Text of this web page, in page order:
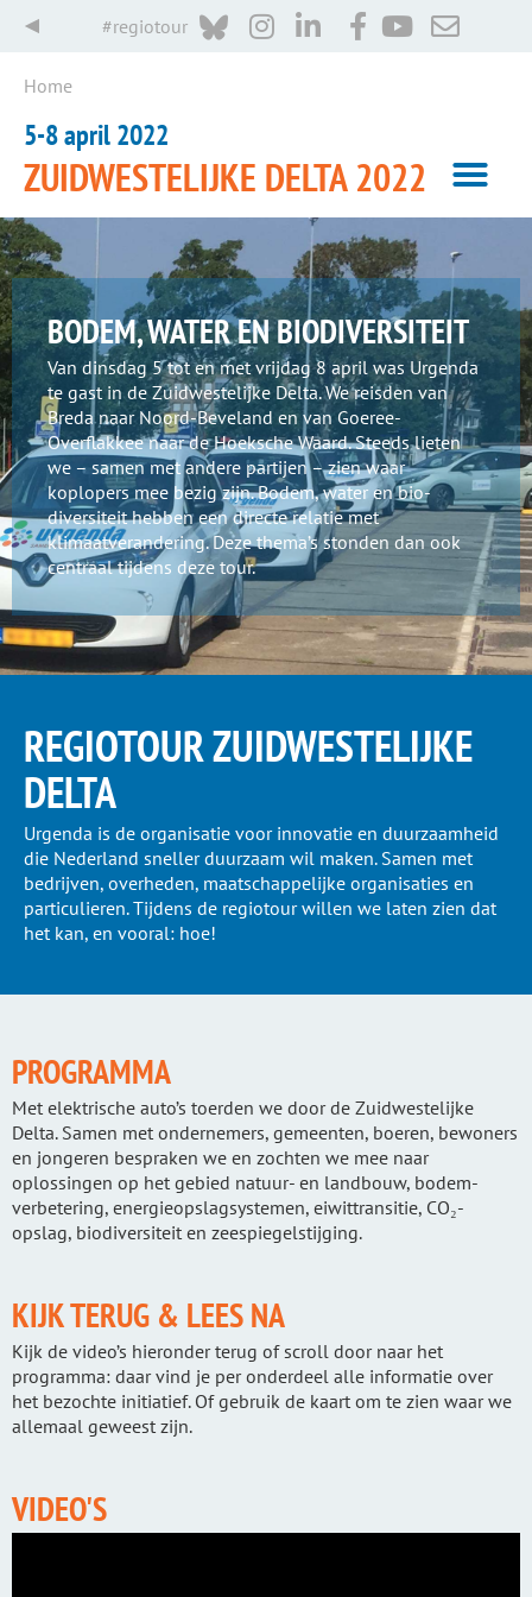
#regiotour
Home
5-8 april 2022
ZUIDWESTELIJKE DELTA 2022
BODEM, WATER EN BIODIVERSITEIT
Van dinsdag 5 tot en met vrijdag 8 april was Urgenda
te gast in de Zuid­westelijke Delta. We reisden van
Breda naar Noord-Beveland en van Goeree-
Overflakkee naar de Hoeksche Waard. Steeds lieten
we – samen met andere partijen – zien waar
koplopers mee bezig zijn. Bodem, water en bio­
diversiteit hebben een directe relatie met
klimaatverandering. Deze thema’s stonden dan ook
centraal tijdens deze tour.
REGIOTOUR ZUIDWESTELIJKE
DELTA
Urgenda is de organisatie voor innovatie en duurzaamheid
die Nederland sneller duurzaam wil maken. Samen met
bedrijven, overheden, maatschappelijke organisaties en
particulieren. Tijdens de regiotour willen we laten zien dat
het kan, en vooral: hoe!
PROGRAMMA
Met elektrische auto’s toerden we door de Zuidwestelijke
Delta. Samen met onder­nemers, gemeenten, boeren, bewoners
en jongeren bespraken we en zochten we mee naar
oplossingen op het gebied natuur- en land­bouw, bodem­
verbetering, energie­opslag­systemen, eiwit­transitie, CO₂-
opslag, bio­diversiteit en zeespiegel­stijging.
KIJK TERUG & LEES NA
Kijk de video’s hieronder terug of scroll door naar het
programma: daar vind je per onderdeel alle informatie over
het bezochte initiatief. Of gebruik de kaart om te zien waar we
allemaal geweest zijn.
VIDEO'S